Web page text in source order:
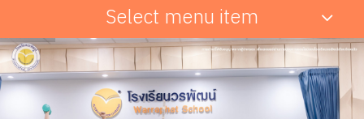
Select menu item